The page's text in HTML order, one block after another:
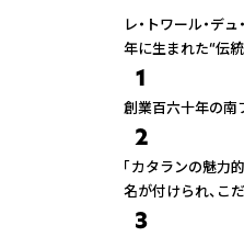
レ・トワール・デ
年に生まれた“伝
1
創業百六十年の
2
「カタランの魅力
名が付けられ、こ
3